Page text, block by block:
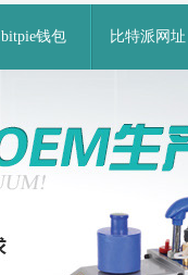
bitpie钱包 比特派网址